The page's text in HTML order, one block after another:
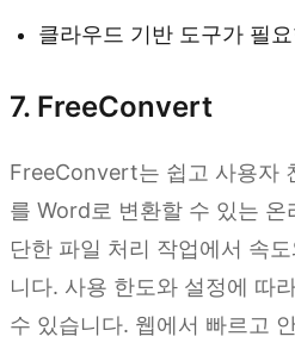
클라우드 기반 도구가 필
7. FreeConvert
FreeConvert는 쉽고 사용자
를 Word로 변환할 수 있는
단한 파일 처리 작업에서 속
니다. 사용 한도와 설정에 따
수 있습니다. 웹에서 빠르고